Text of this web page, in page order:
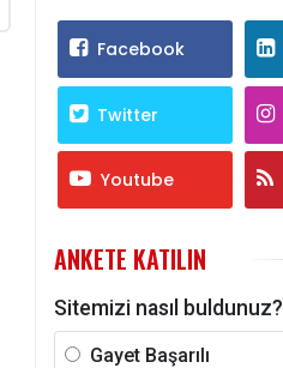
Facebook
Twitter
Youtube
ANKETE KATILIN
Sitemizi nasıl buldunuz?
Gayet Başarılı